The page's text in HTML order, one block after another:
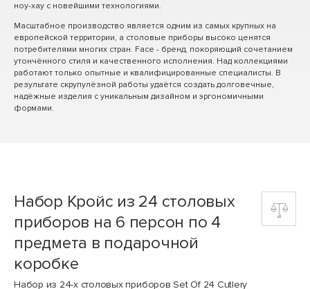
ноу-хау с новейшими технологиями.
Масштабное производство является одним из самых крупных на
европейской территории, а столовые приборы высоко ценятся
потребителями многих стран. Face - бренд, покоряющий сочетанием
утончённого стиля и качественного исполнения. Над коллекциями
работают только опытные и квалифицированные специалисты. В
результате скрупулёзной работы удаётся создать долговечные,
надёжные изделия с уникальным дизайном и эргономичными
формами.
Набор Кройс из 24 столовых
приборов на 6 персон по 4
предмета в подарочной
коробке
Набор из 24-х столовых приборов Set Of 24 Cutlery